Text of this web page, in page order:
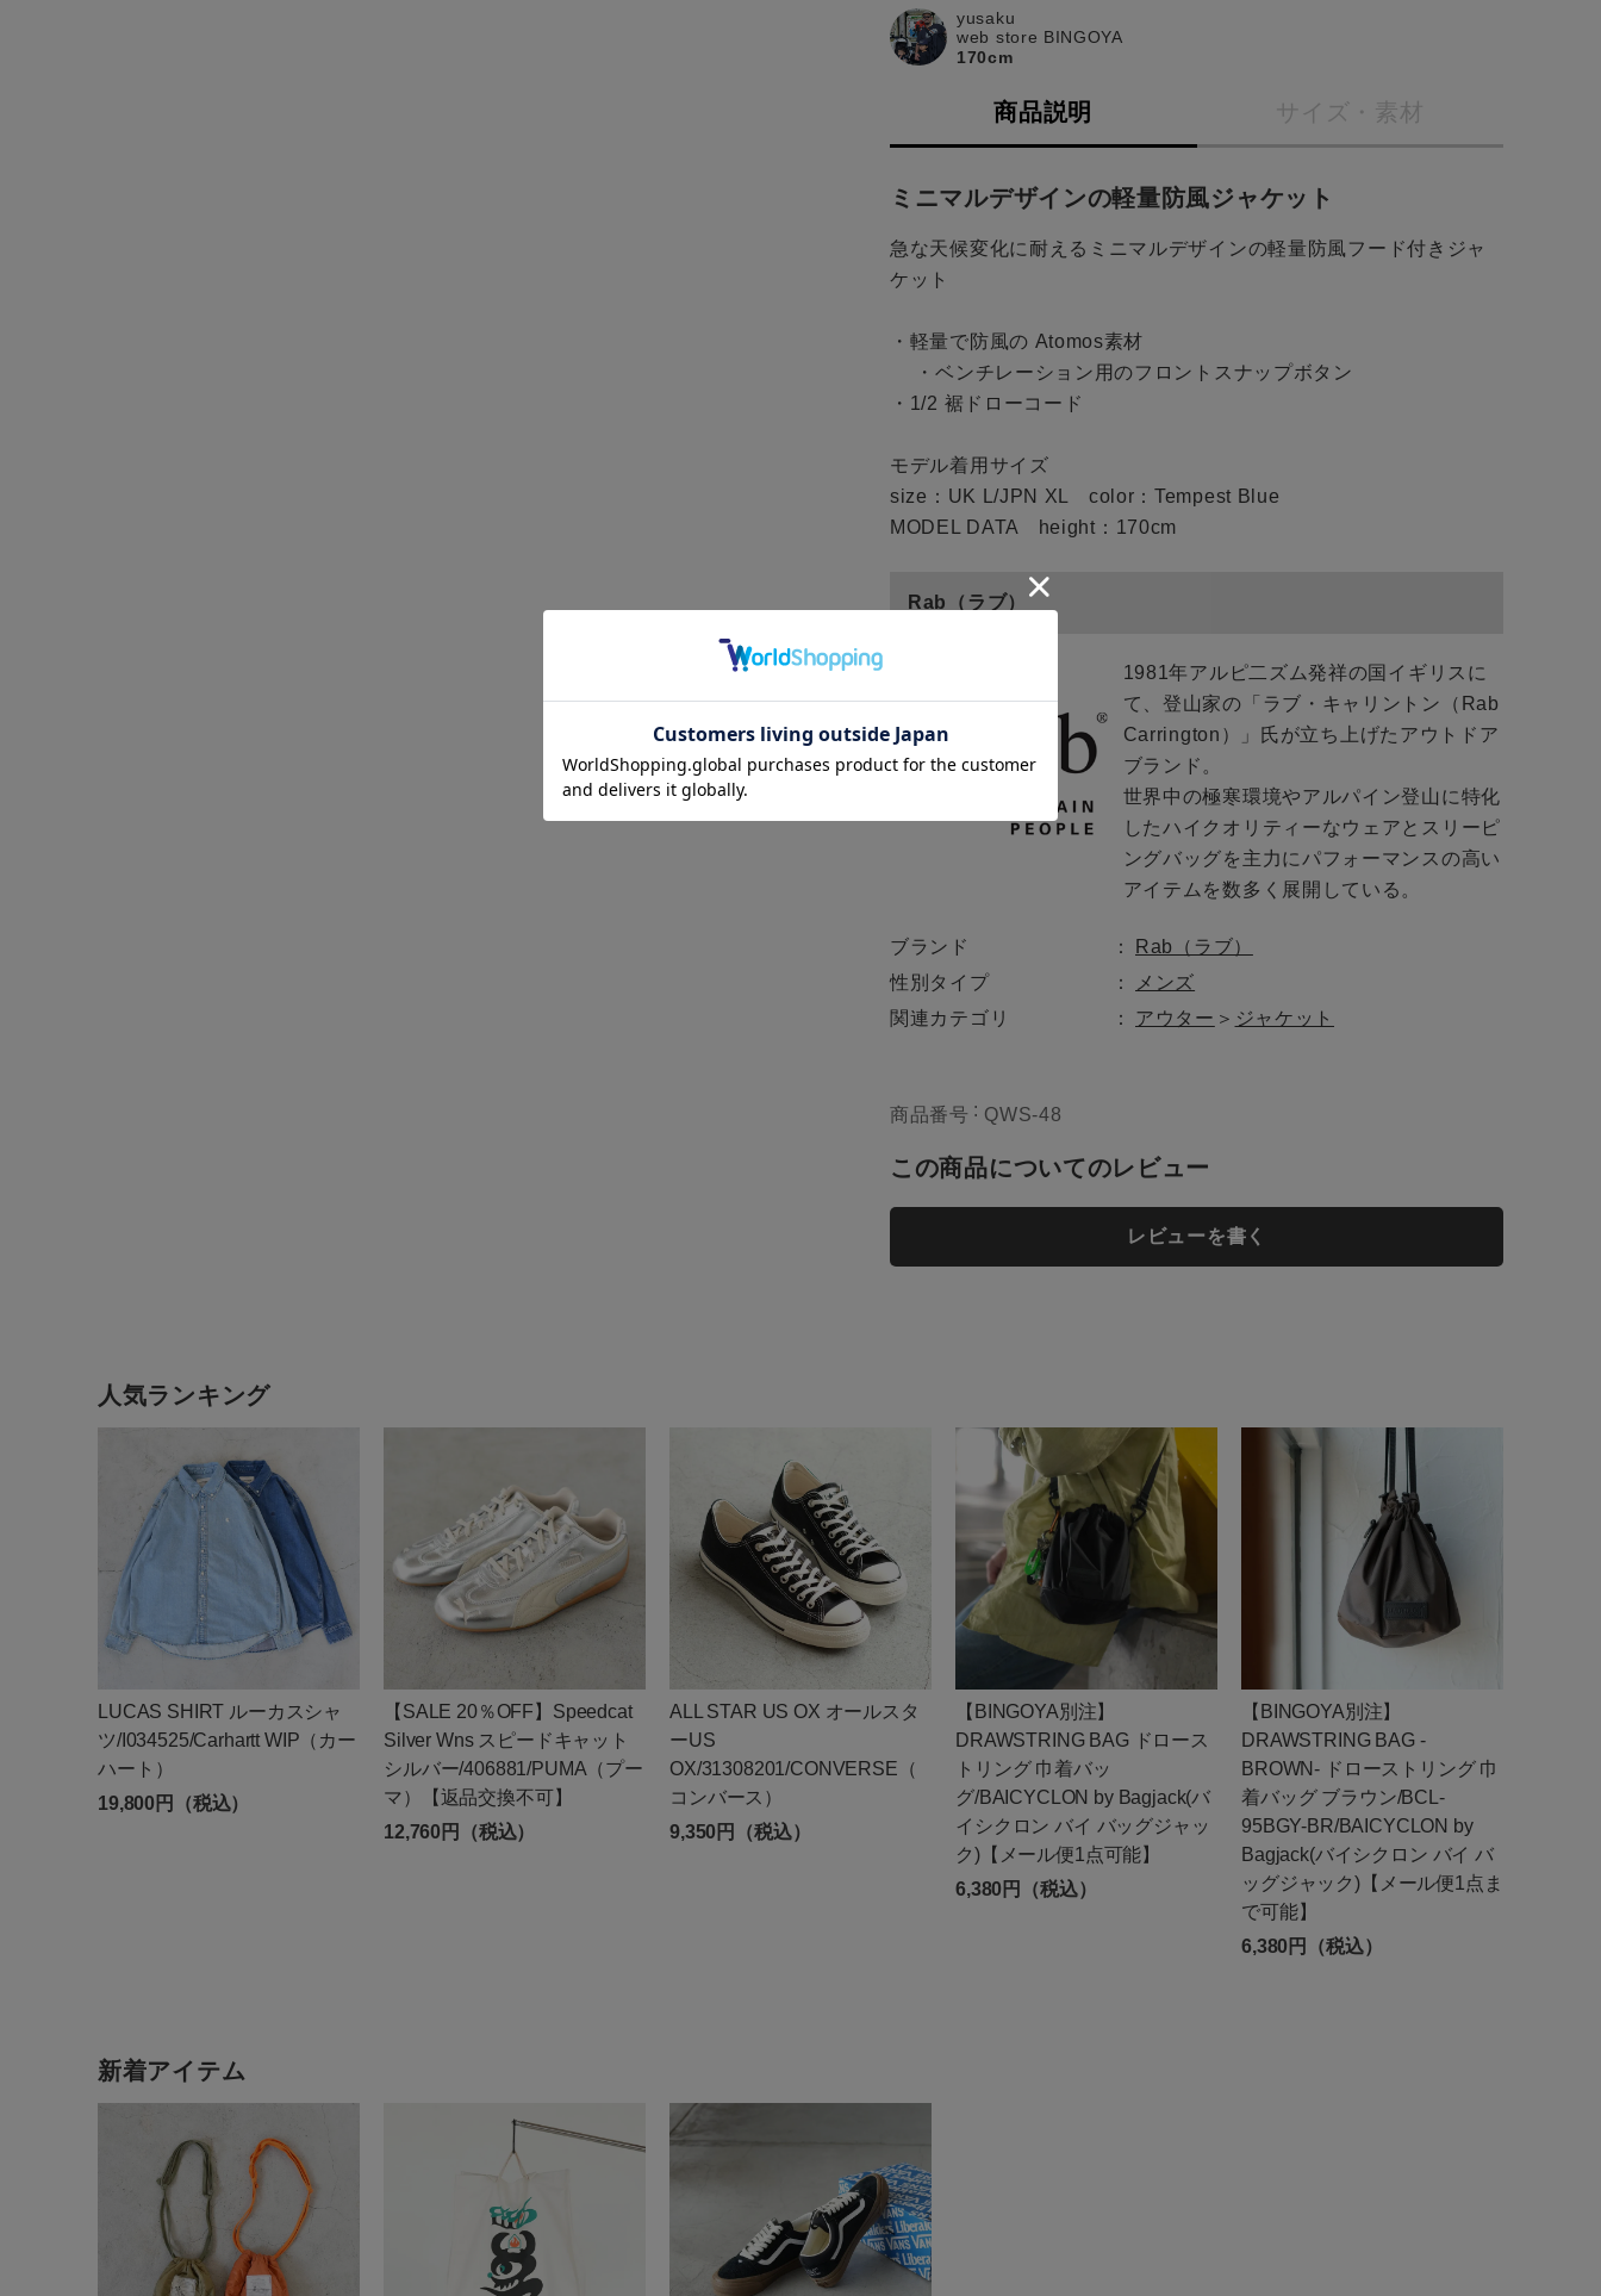
close
カートに入れる
UK L/JPN XL
UK L/JPN XL
在庫切れ 再入荷お知らせ
カートに入れる
yusaku
web store BINGOYA
170cm
商品説明 サイズ・素材
ミニマルデザインの軽量防風ジャケット
急な天候変化に耐えるミニマルデザインの軽量防風フード付きジャ
ケット
・軽量で防風の Atomos素材
・ベンチレーション用のフロントスナップボタン
・1/2 裾ドローコード
モデル着用サイズ
size：UK L/JPN XL color：Tempest Blue
MODEL DATA height：170cm
Rab（ラブ）
1981年アルピ二ズム発祥の国イギリスに
て、登山家の「ラブ・キャリントン（Rab
Carrington）」氏が立ち上げたアウトドア
ブランド。
世界中の極寒環境やアルパイン登山に特化
したハイクオリティーなウェアとスリーピ
ングバッグを主力にパフォーマンスの高い
アイテムを数多く展開している。
ブランド
Rab（ラブ）
性別タイプ
メンズ
関連カテゴリ
アウター ＞ ジャケット
商品番号 QWS-48
この商品についてのレビュー
レビューを書く
人気ランキング
LUCAS SHIRT ルーカスシャ
ツ/I034525/Carhartt WIP（カー
ハート）
19,800円（税込）
【SALE 20％OFF】Speedcat
Silver Wns スピードキャット
シルバー/406881/PUMA（プー
マ）【返品交換不可】
12,760円（税込）
ALL STAR US OX オールスタ
ーUS
OX/31308201/CONVERSE（
コンバース）
9,350円（税込）
【BINGOYA別注】
DRAWSTRING BAG ドロース
トリング 巾着バッ
グ/BAICYCLON by Bagjack(バ
イシクロン バイ バッグジャッ
ク)【メール便1点可能】
6,380円（税込）
【BINGOYA別注】
DRAWSTRING BAG -
BROWN- ドローストリング 巾
着バッグ ブラウン/BCL-
95BGY-BR/BAICYCLON by
Bagjack(バイシクロン バイ バ
ッグジャック)【メール便1点ま
で可能】
6,380円（税込）
新着アイテム